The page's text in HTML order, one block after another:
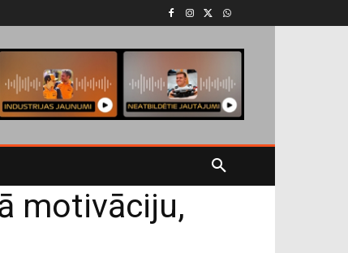
motivāciju,